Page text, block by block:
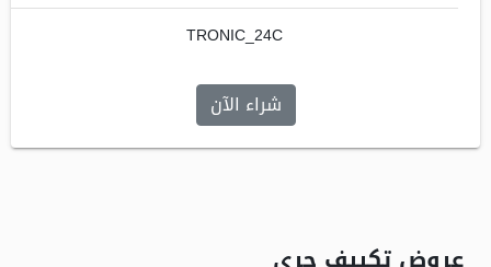
TRONIC_24C
شراء الآن